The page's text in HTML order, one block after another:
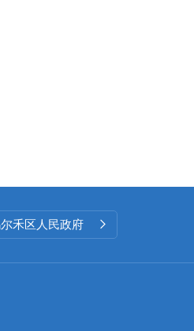
禾区人民政府 